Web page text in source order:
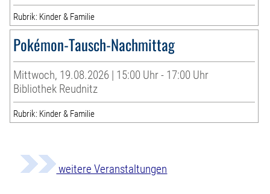
Rubrik: Kinder & Familie
Pokémon-Tausch-Nachmittag
Mittwoch, 19.08.2026 | 15:00 Uhr - 17:00 Uhr
Bibliothek Reudnitz
Rubrik: Kinder & Familie
weitere Veranstaltungen